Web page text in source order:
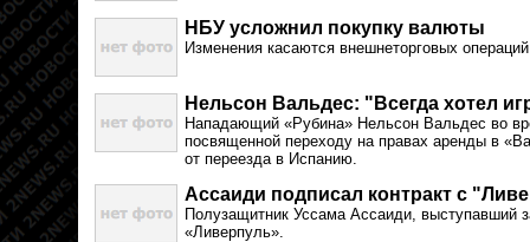
НБУ усложнил покупку валюты
Изменения касаются внешнеторговых
Нельсон Вальдес: "Всегда хотел
Нападающий «Рубина» Нельсон Вальдес во
посвященной переходу на правах аренды в
от переезда в Испанию.
Ассаиди подписал контракт с
Полузащитник Уссама Ассаиди, выступавший
«Ливерпуль».